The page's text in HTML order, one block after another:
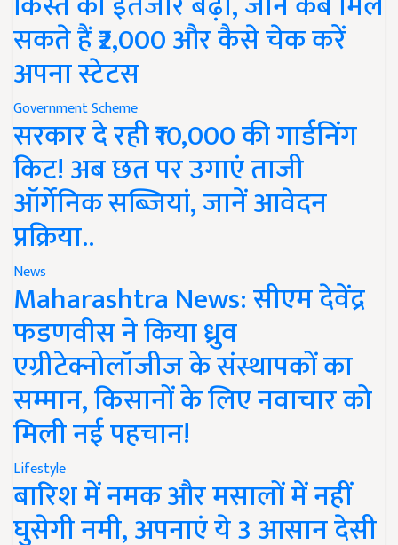
सकते हैं ₹2,000 और कैसे चेक करें
अपना स्टेटस
Government Scheme
सरकार दे रही ₹10,000 की गार्डनिंग
किट! अब छत पर उगाएं ताजी
ऑर्गेनिक सब्जियां, जानें आवेदन
प्रक्रिया..
News
Maharashtra News: सीएम देवेंद्र
फडणवीस ने किया ध्रुव
एग्रीटेक्नोलॉजीज के संस्थापकों का
सम्मान, किसानों के लिए नवाचार को
मिली नई पहचान!
Lifestyle
बारिश में नमक और मसालों में नहीं
घुसेगी नमी, अपनाएं ये 3 आसान देसी